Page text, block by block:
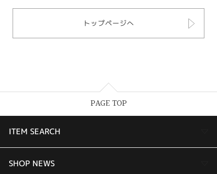
トップページへ
PAGE TOP
ITEM SEARCH
婚約指輪
SHOP NEWS